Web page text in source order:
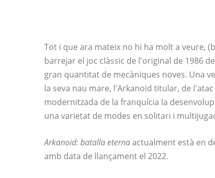
Tot i que ara mateix no hi ha molt a veure,
barrejar el joc clàssic de l'original de 1986
gran quantitat de mecàniques noves. Una
la seva nau mare, l'Arkanoid titular, de
modernitzada de la franquícia la
una varietat de modes en solitari i
Arkanoid: batalla eternaactualment està en
amb data de llançament el 2022.